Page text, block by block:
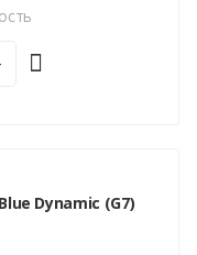
Dynamic (G7)